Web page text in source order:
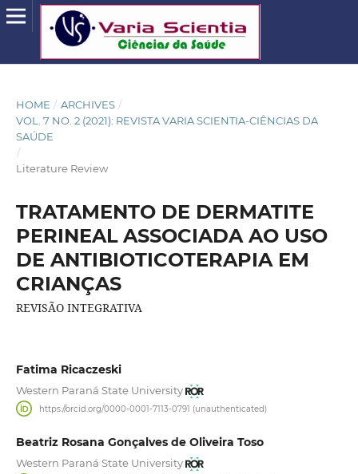
HOME / ARCHIVES /
VOL. 7 NO. 2 (2021): REVISTA VARIA SCIENTIA-CIÊNCIAS DA
SAÚDE
/
Literature Review
TRATAMENTO DE DERMATITE
PERINEAL ASSOCIADA AO USO
DE ANTIBIOTICOTERAPIA EM
CRIANÇAS
REVISÃO INTEGRATIVA
Fatima Ricaczeski
Western Paraná State University
https://orcid.org/0000-0001-7113-0791 (unauthenticated)
Beatriz Rosana Gonçalves de Oliveira Toso
Western Paraná State University